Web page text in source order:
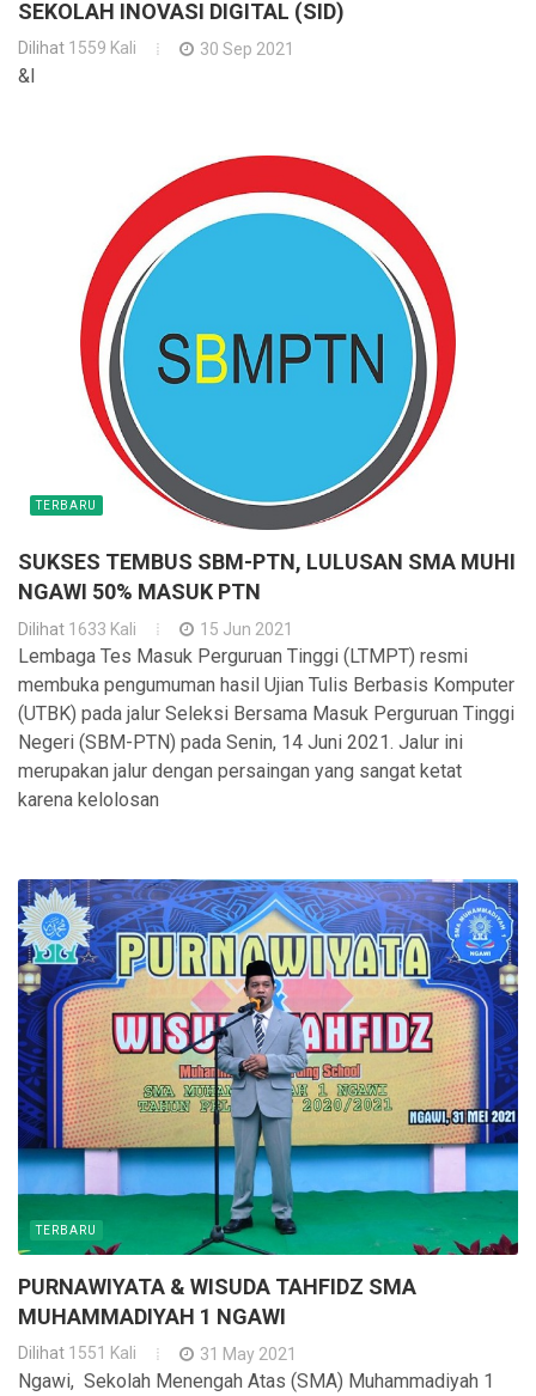
SEKOLAH INOVASI DIGITAL (SID)
Dilihat 1559 Kali 30 Sep 2021
&l
TERBARU
SUKSES TEMBUS SBM-PTN, LULUSAN SMA MUHI
NGAWI 50% MASUK PTN
Dilihat 1633 Kali 15 Jun 2021
Lembaga Tes Masuk Perguruan Tinggi (LTMPT) resmi
membuka pengumuman hasil Ujian Tulis Berbasis Komputer
(UTBK) pada jalur Seleksi Bersama Masuk Perguruan Tinggi
Negeri (SBM-PTN) pada Senin, 14 Juni 2021. Jalur ini
merupakan jalur dengan persaingan yang sangat ketat
karena kelolosan
TERBARU
PURNAWIYATA & WISUDA TAHFIDZ SMA
MUHAMMADIYAH 1 NGAWI
Dilihat 1551 Kali 31 May 2021
Ngawi, Sekolah Menengah Atas (SMA) Muhammadiyah 1